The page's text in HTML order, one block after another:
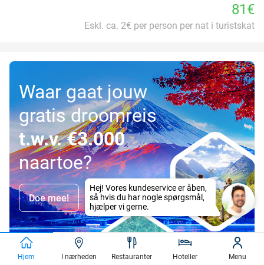
81€
Eskl. ca. 2€ per person per nat i turistskat
Waar gaat jouw
gratis droomreis
t.w.v. €3.000
naartoe?
Doe mee!
Hjem I nærheden Restauranter Hoteller Menu